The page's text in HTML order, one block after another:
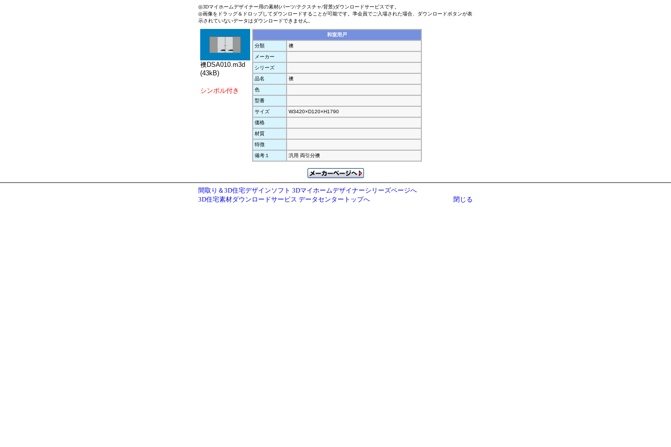
◎3Dマイホームデザイナー用の素材(パーツ/テクスチャ/背景)ダウンロードサービスです。
◎画像をドラッグ＆ドロップしてダウンロードすることが可能です。準会員でご入場された場合、ダウンロードボタンが表
示されていないデータはダウンロードできません。
襖DSA010.m3d
(43kB)
シンボル付き
和室用戸
分類
襖
メーカー
シリーズ
品名
襖
色
型番
サイズ
W3420×D120×H1790
価格
材質
特徴
備考１
汎用 両引分襖
間取り＆3D住宅デザインソフト 3Dマイホームデザイナーシリーズページへ
3D住宅素材ダウンロードサービス データセンタートップへ
閉じる